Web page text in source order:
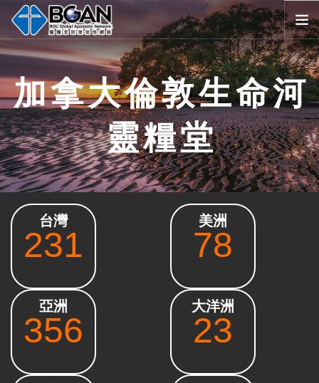
首頁
全球堂會
消息公告
影音媒體
代禱事項
資源共享
友好連結
搜尋
SELECT LANGUAGE
會員登入
加拿大倫敦生命河
靈糧堂
台灣
231
美洲
78
亞洲
356
大洋洲
23